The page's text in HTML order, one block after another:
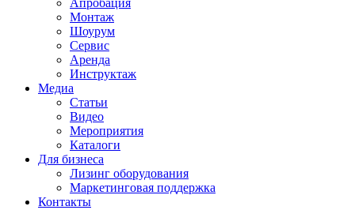
Апробация
Монтаж
Шоурум
Сервис
Аренда
Инструктаж
Медиа
Статьи
Видео
Мероприятия
Каталоги
Для бизнеса
Лизинг оборудования
Маркетинговая поддержка
Контакты